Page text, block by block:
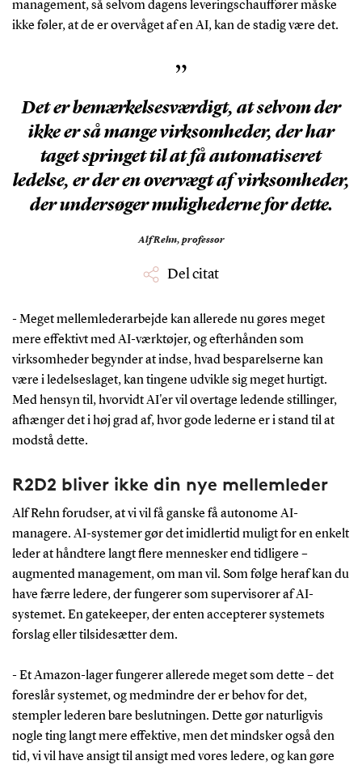
management, så selvom dagens leveringschauffører måske
ikke føler, at de er overvåget af en AI, kan de stadig være det.
”
Det er bemærkelsesværdigt, at selvom der
ikke er så mange virksomheder, der har
taget springet til at få automatiseret
ledelse, er der en overvægt af virksomheder,
der undersøger mulighederne for dette.
Alf Rehn, professor
Del citat
- Meget mellemlederarbejde kan allerede nu gøres meget
mere effektivt med AI-værktøjer, og efterhånden som
virksomheder begynder at indse, hvad besparelserne kan
være i ledelseslaget, kan tingene udvikle sig meget hurtigt.
Med hensyn til, hvorvidt AI'er vil overtage ledende stillinger,
afhænger det i høj grad af, hvor gode lederne er i stand til at
modstå dette.
R2D2 bliver ikke din nye mellemleder
Alf Rehn forudser, at vi vil få ganske få autonome AI-
managere. AI-systemer gør det imidlertid muligt for en enkelt
leder at håndtere langt flere mennesker end tidligere –
augmented management, om man vil. Som følge heraf kan du
have færre ledere, der fungerer som supervisorer af AI-
systemet. En gatekeeper, der enten accepterer systemets
forslag eller tilsidesætter dem.
- Et Amazon-lager fungerer allerede meget som dette – det
foreslår systemet, og medmindre der er behov for det,
stempler lederen bare beslutningen. Dette gør naturligvis
nogle ting langt mere effektive, men det mindsker også den
tid, vi vil have ansigt til ansigt med vores ledere, og kan gøre